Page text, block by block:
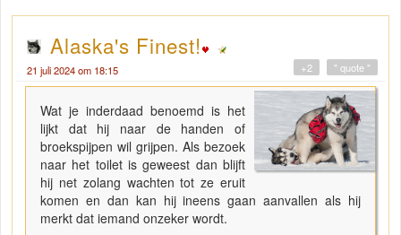
Alaska's Finest!
21 juli 2024 om 18:15 " quote "
+2
Wat je inderdaad benoemd is het
lijkt dat hij naar de handen of
broekspijpen wil grijpen. Als bezoek
naar het toilet is geweest dan blijft
hij net zolang wachten tot ze eruit
komen en dan kan hij ineens gaan aanvallen als hij
merkt dat iemand onzeker wordt.